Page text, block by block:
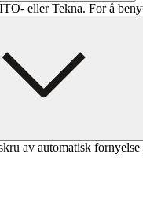
eller Tekna. For å
av automatisk